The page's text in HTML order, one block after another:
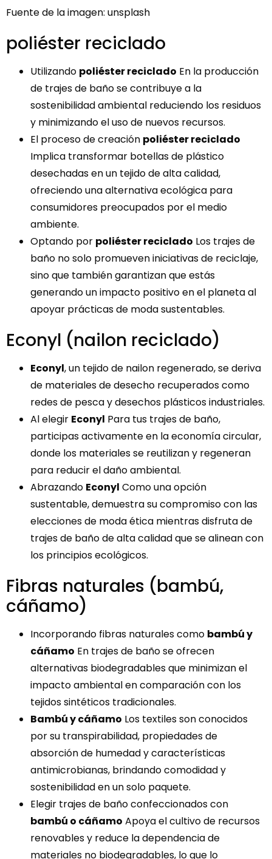
Fuente de la imagen: unsplash
poliéster reciclado
Utilizando poliéster reciclado En la producción
de trajes de baño se contribuye a la
sostenibilidad ambiental reduciendo los residuos
y minimizando el uso de nuevos recursos.
El proceso de creación poliéster reciclado
Implica transformar botellas de plástico
desechadas en un tejido de alta calidad,
ofreciendo una alternativa ecológica para
consumidores preocupados por el medio
ambiente.
Optando por poliéster reciclado Los trajes de
baño no solo promueven iniciativas de reciclaje,
sino que también garantizan que estás
generando un impacto positivo en el planeta al
apoyar prácticas de moda sustentables.
Econyl (nailon reciclado)
Econyl, un tejido de nailon regenerado, se deriva
de materiales de desecho recuperados como
redes de pesca y desechos plásticos industriales.
Al elegir Econyl Para tus trajes de baño,
participas activamente en la economía circular,
donde los materiales se reutilizan y regeneran
para reducir el daño ambiental.
Abrazando Econyl Como una opción
sustentable, demuestra su compromiso con las
elecciones de moda ética mientras disfruta de
trajes de baño de alta calidad que se alinean con
los principios ecológicos.
Fibras naturales (bambú,
cáñamo)
Incorporando fibras naturales como bambú y
cáñamo En trajes de baño se ofrecen
alternativas biodegradables que minimizan el
impacto ambiental en comparación con los
tejidos sintéticos tradicionales.
Bambú y cáñamo Los textiles son conocidos
por su transpirabilidad, propiedades de
absorción de humedad y características
antimicrobianas, brindando comodidad y
sostenibilidad en un solo paquete.
Elegir trajes de baño confeccionados con
bambú o cáñamo Apoya el cultivo de recursos
renovables y reduce la dependencia de
materiales no biodegradables, lo que lo